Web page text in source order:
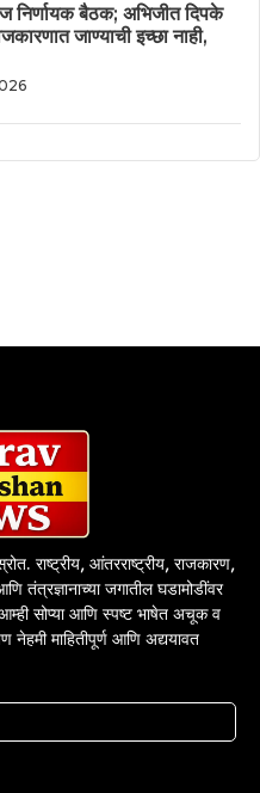
निर्णायक बैठक; अभिजीत दिपके
जाण्याची इच्छा नाही,
राष्ट्रीय, आंतरराष्ट्रीय, राजकारण,
तंत्रज्ञानाच्या जगातील घडामोडींवर
सोप्या आणि स्पष्ट भाषेत अचूक व
माहितीपूर्ण आणि अद्ययावत